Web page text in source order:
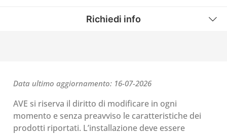
Richiedi info
Data ultimo aggiornamento: 16-07-2026
AVE si riserva il diritto di modificare in ogni
momento e senza preavviso le caratteristiche dei
prodotti riportati. L’installazione deve essere